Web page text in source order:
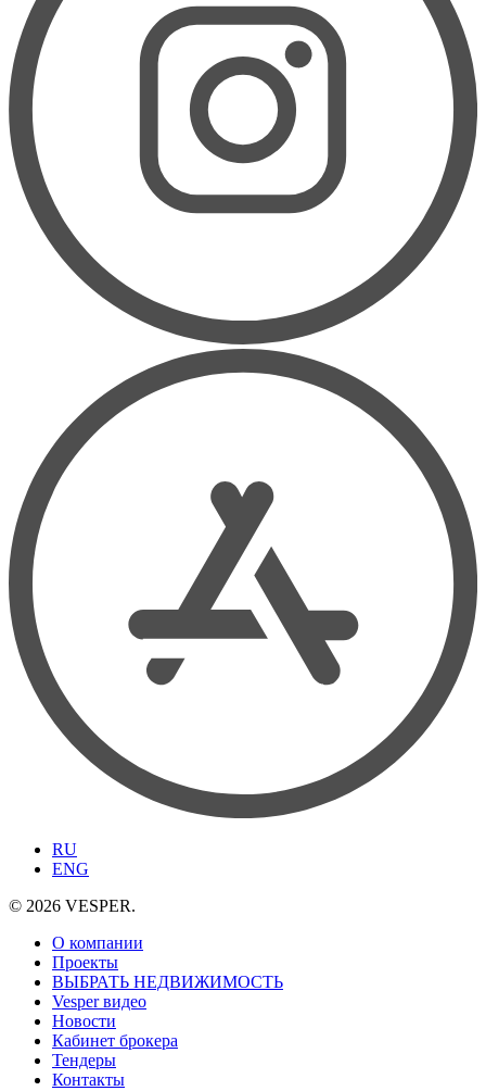
RU
ENG
© 2026 VESPER.
О компании
Проекты
ВЫБРАТЬ НЕДВИЖИМОСТЬ
Vesper видео
Новости
Кабинет брокера
Тендеры
Контакты